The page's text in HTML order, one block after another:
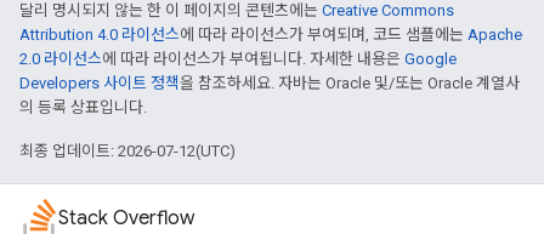
달리 명시되지 않는 한 이 페이지의 콘텐츠에는 Creative Commons
Attribution 4.0 라이선스에 따라 라이선스가 부여되며, 코드 샘플에는 Apache
2.0 라이선스에 따라 라이선스가 부여됩니다. 자세한 내용은 Google
Developers 사이트 정책을 참조하세요. 자바는 Oracle 및/또는 Oracle 계열사
의 등록 상표입니다.
최종 업데이트: 2026-07-12(UTC)
Stack Overflow